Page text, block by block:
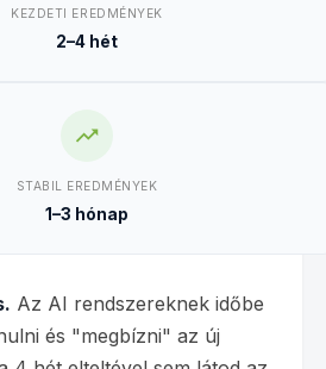
KEZDETI EREDMÉNYEK
2–4 hét
STABIL EREDMÉNYEK
1–3 hónap
Az AI rendszereknek időbe
és "megbízni" az új